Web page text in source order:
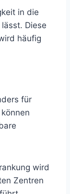
in die
Diese
häufig
für
wird
Zentren